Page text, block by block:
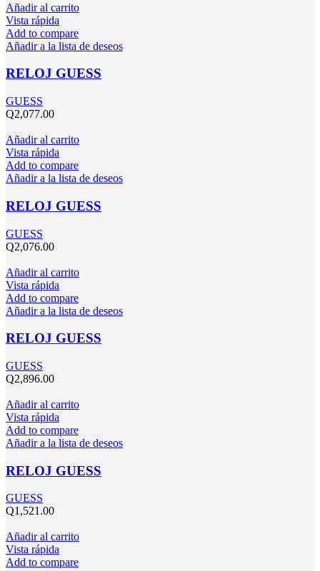
Añadir al carrito
Vista rápida
Add to compare
Añadir a la lista de deseos
RELOJ GUESS
GUESS
Q2,077.00
Añadir al carrito
Vista rápida
Add to compare
Añadir a la lista de deseos
RELOJ GUESS
GUESS
Q2,076.00
Añadir al carrito
Vista rápida
Add to compare
Añadir a la lista de deseos
RELOJ GUESS
GUESS
Q2,896.00
Añadir al carrito
Vista rápida
Add to compare
Añadir a la lista de deseos
RELOJ GUESS
GUESS
Q1,521.00
Añadir al carrito
Vista rápida
Add to compare